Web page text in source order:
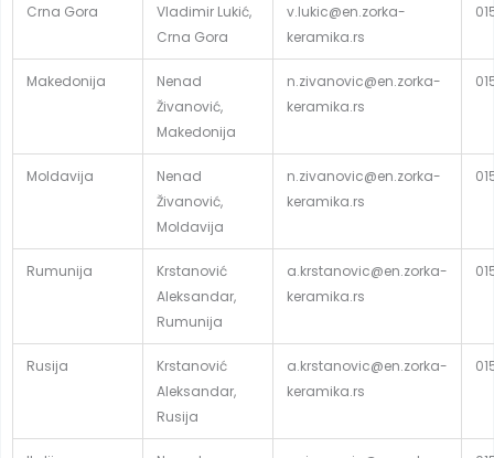
Crna Gora
Vladimir Lukić,
Crna Gora
v.lukic@en.zorka-
keramika.rs
Makedonija
Nenad
Živanović,
Makedonija
n.zivanovic@en.zorka-
keramika.rs
Moldavija
Nenad
Živanović,
Moldavija
n.zivanovic@en.zorka-
keramika.rs
Rumunija
Krstanović
Aleksandar,
Rumunija
a.krstanovic@en.zorka-
keramika.rs
Rusija
Krstanović
Aleksandar,
Rusija
a.krstanovic@en.zorka-
keramika.rs